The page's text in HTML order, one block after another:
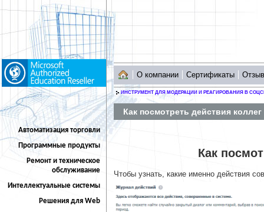
Автоматизация торговли
Программные продукты
Ремонт и техническое
обслуживание
Интеллектуальные системы
Решения для Web
О компании Сертификаты
ИНСТРУМЕНТ ДЛЯ МОДЕРАЦИИ И РЕАГИРОВАНИЯ В
Как посмотреть действия
Как
Чтобы узнать, какие именно действия